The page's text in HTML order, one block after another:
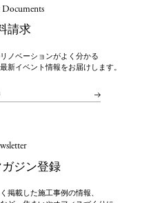
Documents
請求
ノベーションがよく分かる
新イベント情報をお届けします。
ガジン登録
掲載した施工事例の情報、